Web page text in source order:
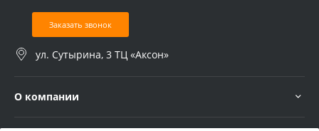
Заказать звонок
ул. Сутырина, 3 ТЦ «Аксон»
О компании